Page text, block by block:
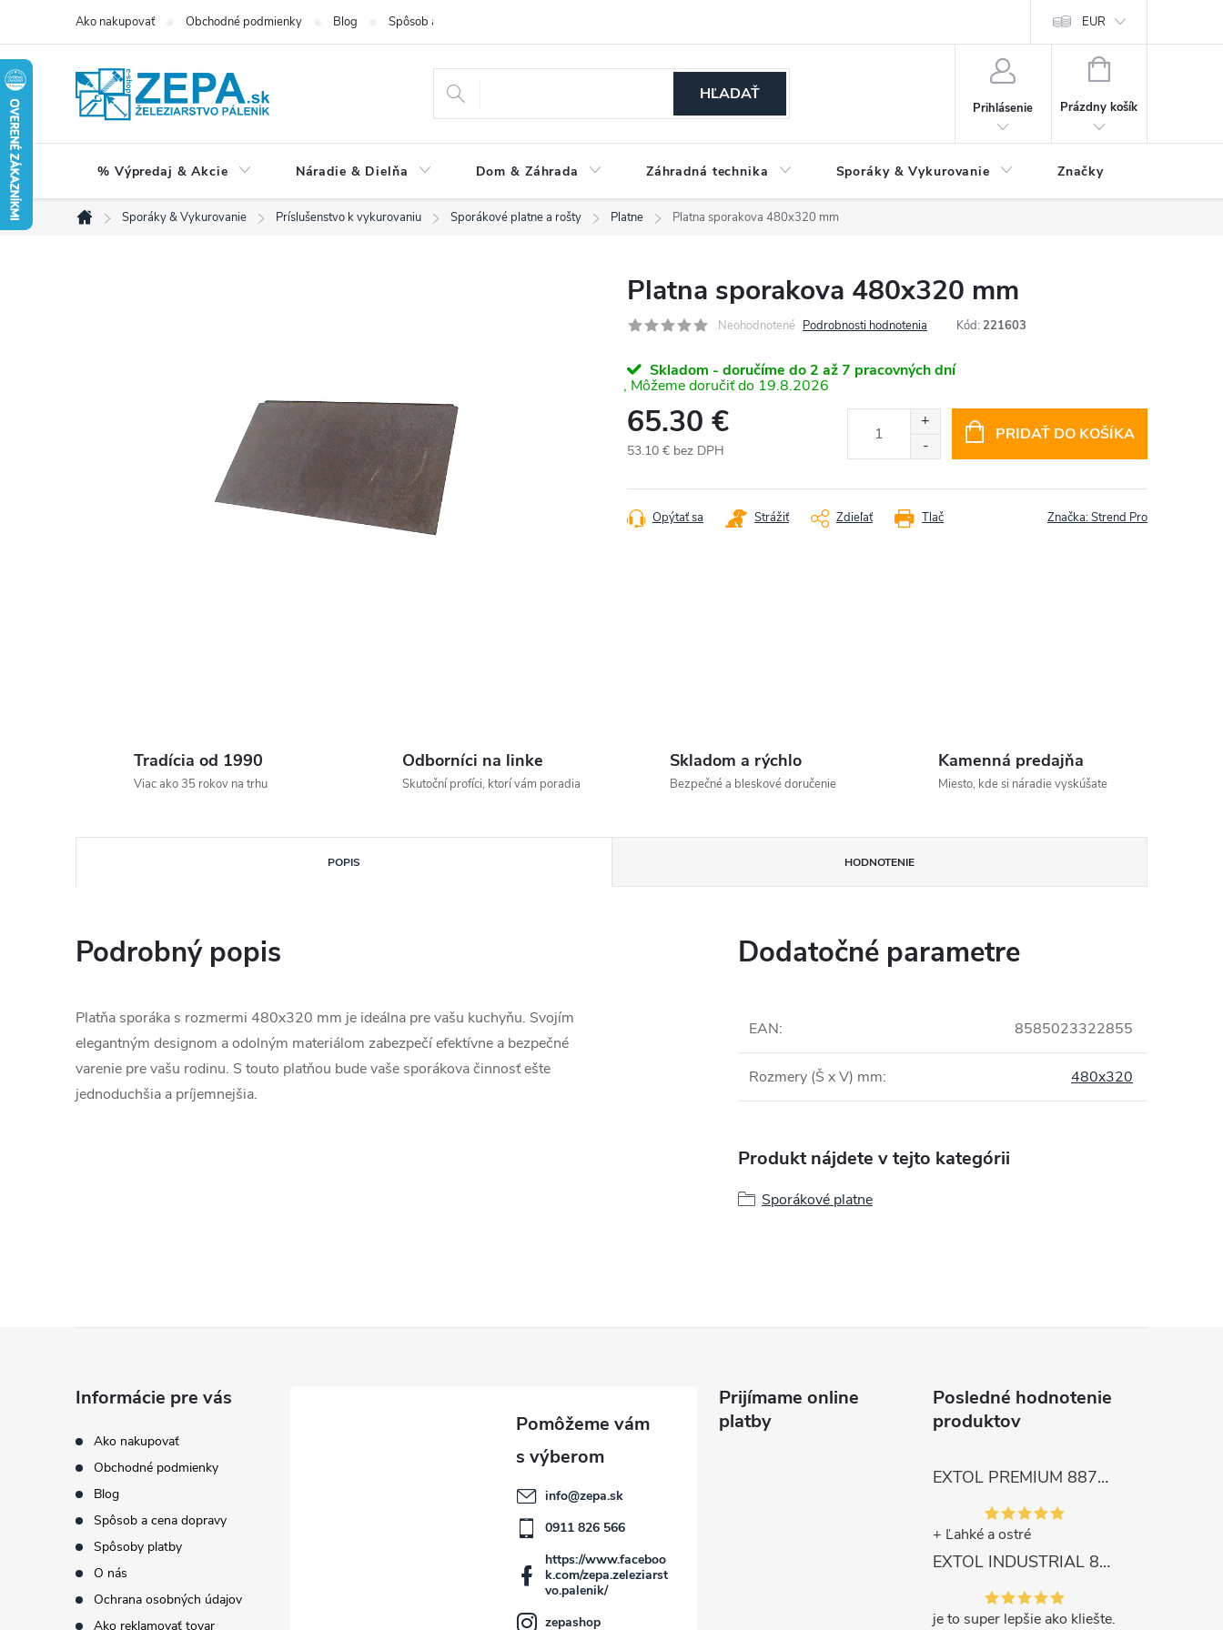
obsah
Ako nakupovať Obchodné podmienky Blog Spôsob a cena dopravy Reklamačný formulár
EUR
HĽADAŤ
Prihlásenie
NÁKUPNÝ
Prázdny košík
% Výpredaj & Akcie Náradie & Dielňa Dom & Záhrada Záhradná technika Sporáky & Vykurovanie Značky
Domov
Sporáky & Vykurovanie Príslušenstvo k vykurovaniu Sporákové platne a rošty Platne Platna sporakova 480x320 mm
Platna sporakova 480x320 mm
Neohodnotené Podrobnosti hodnotenia Kód: 221603
Skladom - doručíme do 2 až 7 pracovných dní
19.8.2026
65.30 €
53.10 € bez DPH
cena:
PRIDAŤ DO KOŠÍKA
Tlač
Opýtať sa Strážiť Zdieľať Značka:Strend Pro
Tradícia od 1990
Viac ako 35 rokov na trhu
Odborníci na linke
Skutoční profíci, ktorí vám poradia
Skladom a rýchlo
Bezpečné a bleskové doručenie
Kamenná predajňa
Miesto, kde si náradie vyskúšate
POPIS HODNOTENIE
Podrobný popis
Platňa sporáka s rozmermi 480x320 mm je ideálna pre vašu kuchyňu. Svojím
elegantným designom a odolným materiálom zabezpečí efektívne a bezpečné
varenie pre vašu rodinu. S touto platňou bude vaše sporákova činnosť ešte
jednoduchšia a príjemnejšia.
Dodatočné parametre
EAN: 8585023322855
Rozmery (Š x V) mm: 480x320
Produkt nájdete v tejto kategórii
Sporákové platne
Informácie pre vás
Ako nakupovať
Obchodné podmienky
Blog
Spôsob a cena dopravy
Spôsoby platby
O nás
Ochrana osobných údajov
Ako reklamovať tovar
info@zepa.sk
0911 826 566
https://www.faceboo
k.com/zepa.zeleziarst
vo.palenik/
zepashop
Prijímame online
platby
Posledné hodnotenie
produktov
EXTOL PREMIUM 8872105 Nožnice záhradnícke dlhé úzke, 200mm, max. prestrih Ø6mm
+ Ľahké a ostré
EXTOL INDUSTRIAL 8791861 Viazač armatúr aku Share20V, bez aku, drôt 0,8mm, oko 8-34mm, bezuhlíkový motor
je to super lepšie ako kliešte.